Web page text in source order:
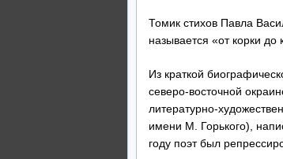
Томик стихов Павла
называется «от корки до
Из краткой
северо-восточной
литературно-
имени М. Горького),
году поэт был